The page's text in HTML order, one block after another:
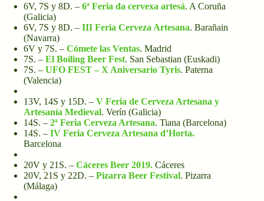
6V, 7S y 8D. – 6ª Feria da cervexa artesá. A Coruña
(Galicia)
6V, 7S y 8D. – III Feria Cerveza Artesana. Barañain
(Navarra)
6V y 7S. – Cómete las Ventas. Madrid
7S. – El Boiling Beer Fest. San Sebastian (Euskadi)
7S. – UFO FEST – X Aniversario Tyris. Paterna
(Valencia)
13V, 14S y 15D. – V Feria de Cerveza Artesana y
Artesanía Medieval. Verín (Galicia)
14S. – 2ª Feria Cerveza Artesana. Tiana (Barcelona)
14S. – IV Feria Cerveza Artesana d’Horta.
Barcelona
20V y 21S. – Cáceres Beer 2019. Cáceres
20V, 21S y 22D. – Pizarra Beer Festival. Pizarra
(Málaga)